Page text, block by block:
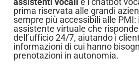
prima riservata alle grandi
sempre più accessibili alle
assistente virtuale che
dell’ufficio 24/7, aiutando i
informazioni di cui hanno
prenotazioni in autonomia.